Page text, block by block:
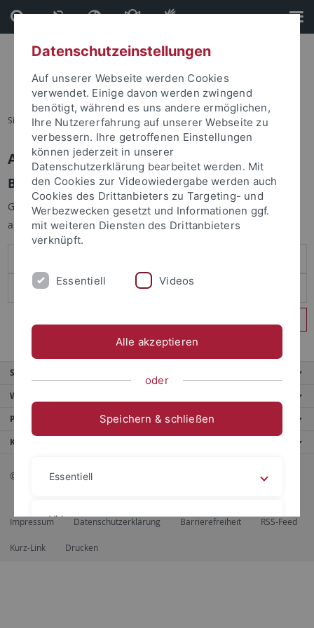
Direkt
zum
Inhalt
Direkt
zur
Fußleiste
Sie sind hier: Startseite
Anmelden
Benutzeranmeldung
Geben Sie Ihren Benutzernamen und Ihr Passwort an um sich
anzumelden:
Service
Weitere Angebote
Portale
Kontaktinfo
© 2026 Eberhard Karls Universität Tübingen, Tübingen
Impressum Datenschutzerklärung Barrierefreiheit RSS-Feed
Kurz-Link Drucken
Datenschutzeinstellungen
Auf unserer Webseite werden Cookies
verwendet. Einige davon werden zwingend
benötigt, während es uns andere ermöglichen,
Ihre Nutzererfahrung auf unserer Webseite zu
verbessern. Ihre getroffenen Einstellungen
können jederzeit in unserer
Datenschutzerklärung bearbeitet werden. Mit
den Cookies zur Videowiedergabe werden auch
Cookies des Drittanbieters zu Targeting- und
Werbezwecken gesetzt und Informationen ggf.
mit weiteren Diensten des Drittanbieters
verknüpft.
Essentiell Videos
Alle akzeptieren
oder
Speichern & schließen
Essentiell
Videos